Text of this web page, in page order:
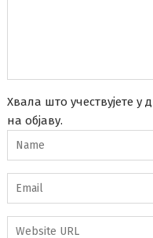
Хвала што учествујете у
на објаву.